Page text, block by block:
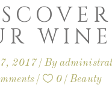
WINE
2017 By
0 Beauty